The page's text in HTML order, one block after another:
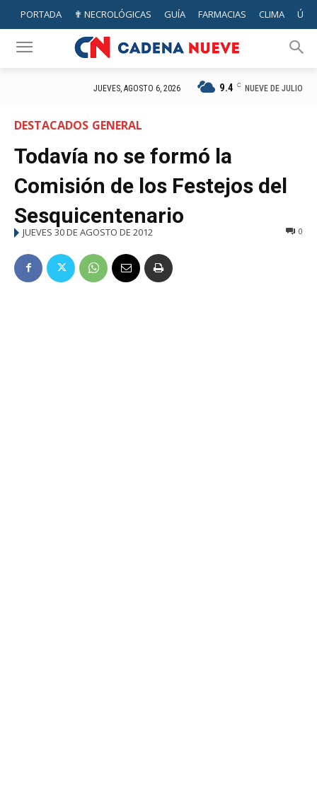
PORTADA ✟ NECROLÓGICAS GUÍA FARMACIAS CLIMA
JUEVES, AGOSTO 6, 2026 9.4 C NUEVE DE JULIO
DESTACADOS GENERAL
Todavía no se formó la
Comisión de los Festejos del
Sesquicentenario
JUEVES 30 DE AGOSTO DE 2012 0